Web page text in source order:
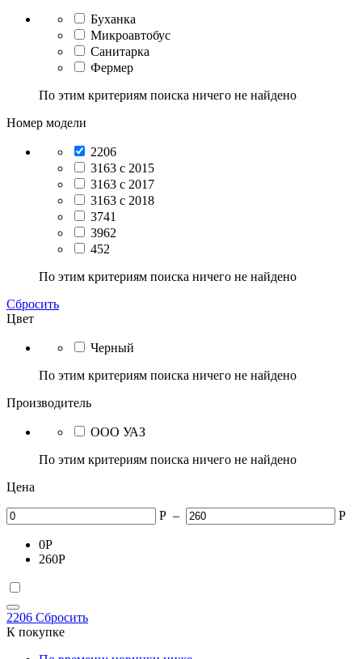
Буханка
Микроавтобус
Санитарка
Фермер
По этим критериям поиска ничего не найдено
Номер модели
2206
3163 с 2015
3163 с 2017
3163 с 2018
3741
3962
452
По этим критериям поиска ничего не найдено
Сбросить
Цвет
Черный
По этим критериям поиска ничего не найдено
Производитель
ООО УАЗ
По этим критериям поиска ничего не найдено
Цена
Р – Р
0Р
260Р
2206 Сбросить
К покупке